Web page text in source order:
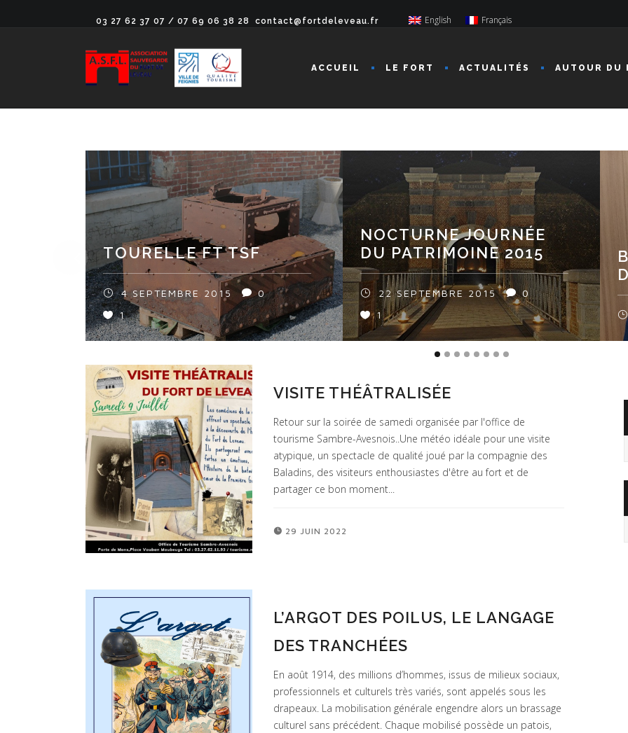
03 27 62 37 07 / 07 69 06 38 28 contact@fortdeleveau.fr English Français
ACCUEIL LE FORT ACTUALITÉS AUTOUR DU
TOURELLE FT TSF
4 SEPTEMBRE 2015
0
1
NOCTURNE JOURNÉE
DU PATRIMOINE 2015
22 SEPTEMBRE 2015
0
1
VISITE THÉÂTRALISÉE
Retour sur la soirée de samedi organisée par l'office de
tourisme Sambre-Avesnois..Une météo idéale pour une visite
atypique, un spectacle de qualité joué par la compagnie des
Baladins, des visiteurs enthousiastes d'être au fort et de
partager ce bon moment...
29 JUIN 2022
L’ARGOT DES POILUS, LE LANGAGE
DES TRANCHÉES
En août 1914, des millions d’hommes, issus de milieux sociaux,
professionnels et culturels très variés, sont appelés sous les
drapeaux. La mobilisation générale engendre alors un brassage
culturel sans précédent. Chaque mobilisé possède un patois,